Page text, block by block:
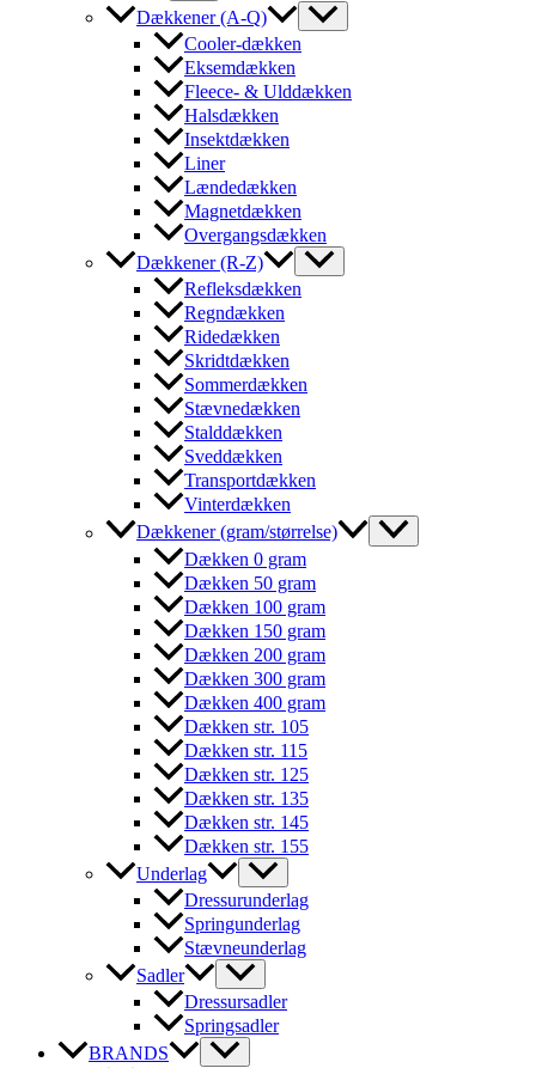
Dækkener (A-Q)
Cooler-dækken
Eksemdækken
Fleece- & Ulddækken
Halsdækken
Insektdækken
Liner
Lændedækken
Magnetdækken
Overgangsdækken
Dækkener (R-Z)
Refleksdækken
Regndækken
Ridedækken
Skridtdækken
Sommerdækken
Stævnedækken
Stalddækken
Sveddækken
Transportdækken
Vinterdækken
Dækkener (gram/størrelse)
Dækken 0 gram
Dækken 50 gram
Dækken 100 gram
Dækken 150 gram
Dækken 200 gram
Dækken 300 gram
Dækken 400 gram
Dækken str. 105
Dækken str. 115
Dækken str. 125
Dækken str. 135
Dækken str. 145
Dækken str. 155
Underlag
Dressurunderlag
Springunderlag
Stævneunderlag
Sadler
Dressursadler
Springsadler
BRANDS